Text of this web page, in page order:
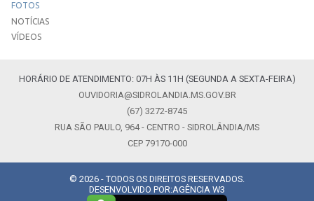
FOTOS
NOTÍCIAS
VÍDEOS
HORÁRIO DE ATENDIMENTO: 07H ÀS 11H (SEGUNDA A SEXTA-FEIRA)
OUVIDORIA@SIDROLANDIA.MS.GOV.BR
(67) 3272-8745
RUA SÃO PAULO, 964 - CENTRO - SIDROLÂNDIA/MS
CEP 79170-000
© 2026 - TODOS OS DIREITOS RESERVADOS.
DESENVOLVIDO POR:AGÊNCIA W3